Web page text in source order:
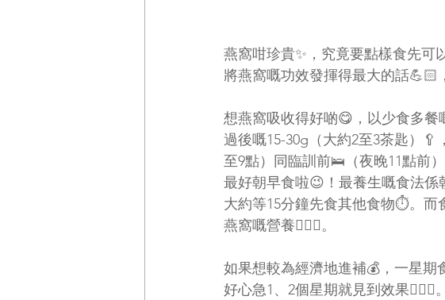
燕窩咁珍貴✨，究竟要點樣食先可
將燕窩嘅功效發揮得最大的話💪🏻
想燕窩吸收得好啲😋，以少食多
過後嘅15-30g（大約2至3茶匙）
至9點）同臨訓前🛌（夜晚11點前
最好朝早食啦😉！最養生嘅食法係
大約等15分鐘先食其他食物⏱。而
燕窩嘅營養🙅🏻‍♀️。
如果想較為經濟地進補💰，一星期
好心急1、2個星期就見到效果